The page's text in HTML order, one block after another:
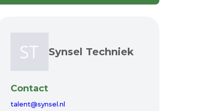
Synsel Techniek
Contact
talent@synsel.nl